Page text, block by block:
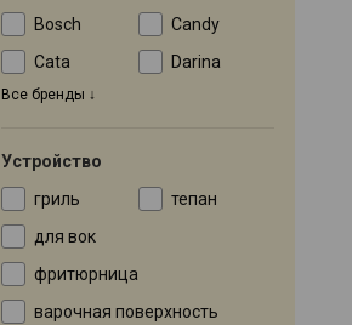
Bosch
Candy
Cata
Darina
Все бренды
Устройство
гриль
тепан
для вок
фритюрница
варочная поверхность